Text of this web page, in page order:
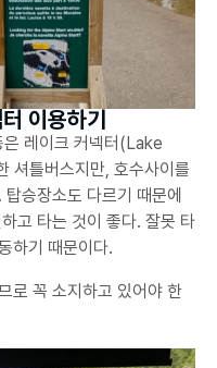
이용하기
은 레이크 커넥터(Lake
셔틀버스지만, 호수사이를
승장소도 다르기 때문에
고 타는 것이 좋다. 잘못 타
하기 때문이다.
로 꼭 소지하고 있어야 한